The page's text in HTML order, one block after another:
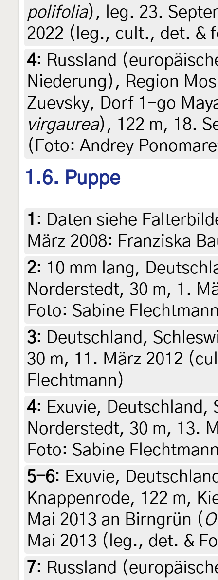
polifolia), leg. 23.
2022 (leg., cult., det. &
4: Russland
Niederung), Region
Zuevsky, Dorf 1-go
virgaurea), 122 m, 18.
(Foto: Andrey
1.6. Puppe
1 : Daten siehe
März 2008: Franziska
2: 10 mm lang,
Norderstedt, 30 m, 1.
Foto: Sabine
3: Deutschland,
30 m, 11. März 2012
Flechtmann)
4: Exuvie,
Norderstedt, 30 m, 13.
Foto: Sabine
5-6: Exuvie,
Knappenrode, 122 m,
Mai 2013 an Birngrün (
Mai 2013 (leg., det. &
7: Russland